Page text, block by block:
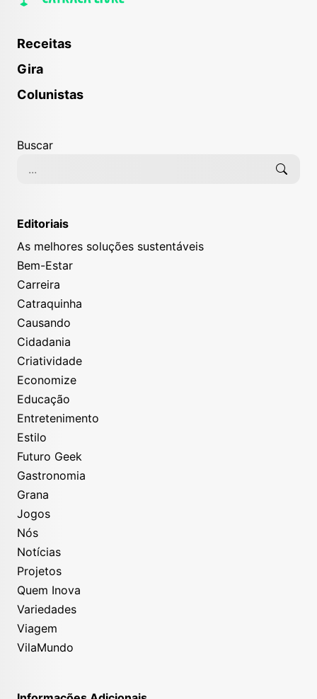
Receitas
Gira
Colunistas
Buscar
Editoriais
As melhores soluções sustentáveis
Bem-Estar
Carreira
Catraquinha
Causando
Cidadania
Criatividade
Economize
Educação
Entretenimento
Estilo
Futuro Geek
Gastronomia
Grana
Jogos
Nós
Notícias
Projetos
Quem Inova
Variedades
Viagem
VilaMundo